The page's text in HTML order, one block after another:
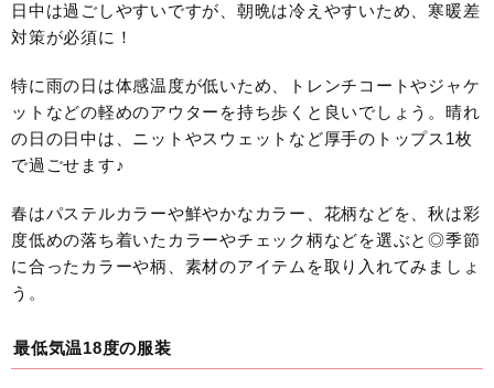
日中は過ごしやすいですが、朝晩は冷えやすいため、寒暖差
対策が必須に！
特に雨の日は体感温度が低いため、トレンチコートやジャケ
ットなどの軽めのアウターを持ち歩くと良いでしょう。晴れ
の日の日中は、ニットやスウェットなど厚手のトップス1枚
で過ごせます♪
春はパステルカラーや鮮やかなカラー、花柄などを、秋は彩
度低めの落ち着いたカラーやチェック柄などを選ぶと◎季節
に合ったカラーや柄、素材のアイテムを取り入れてみましょ
う。
最低気温18度の服装